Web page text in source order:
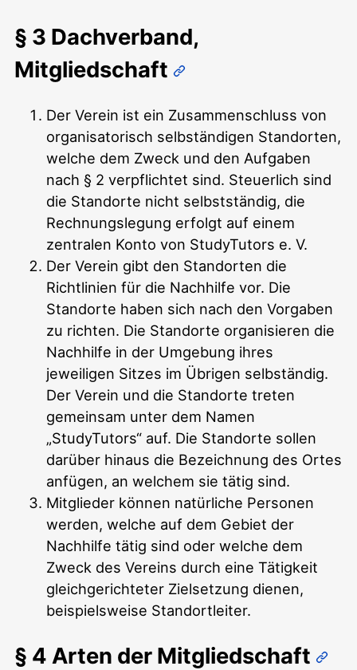
§ 3 Dachverband,
Mitgliedschaft
Der Verein ist ein Zusammenschluss von
organisatorisch selbständigen Standorten,
welche dem Zweck und den Aufgaben
nach § 2 verpflichtet sind. Steuerlich sind
die Standorte nicht selbstständig, die
Rechnungslegung erfolgt auf einem
zentralen Konto von StudyTutors e. V.
Der Verein gibt den Standorten die
Richtlinien für die Nachhilfe vor. Die
Standorte haben sich nach den Vorgaben
zu richten. Die Standorte organisieren die
Nachhilfe in der Umgebung ihres
jeweiligen Sitzes im Übrigen selbständig.
Der Verein und die Standorte treten
gemeinsam unter dem Namen
„StudyTutors“ auf. Die Standorte sollen
darüber hinaus die Bezeichnung des Ortes
anfügen, an welchem sie tätig sind.
Mitglieder können natürliche Personen
werden, welche auf dem Gebiet der
Nachhilfe tätig sind oder welche dem
Zweck des Vereins durch eine Tätigkeit
gleichgerichteter Zielsetzung dienen,
beispielsweise Standortleiter.
§ 4 Arten der Mitgliedschaft